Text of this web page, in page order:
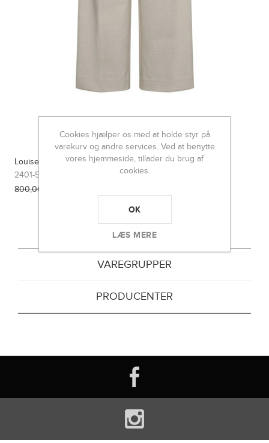
Louise suit pants
2401-59004
800,00 DKK
VAREGRUPPER
PRODUCENTER
Cookies hjælper os med at holde styr på
varekurv og andre services. Ved at benytte
vores hjemmeside, tillader du brug af
cookies.
OK
LÆS MERE